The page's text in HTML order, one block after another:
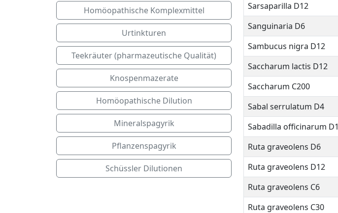
Homöopathische Komplexmittel
Urtinkturen
Teekräuter (pharmazeutische Qualität)
Knospenmazerate
Homöopathische Dilution
Mineralspagyrik
Pflanzenspagyrik
Schüssler Dilutionen
Sarsaparilla D12
Sanguinaria D6
Sambucus nigra D12
Saccharum lactis D12
Saccharum C200
Sabal serrulatum D4
Sabadilla officinarum D1
Ruta graveolens D6
Ruta graveolens D12
Ruta graveolens C6
Ruta graveolens C30